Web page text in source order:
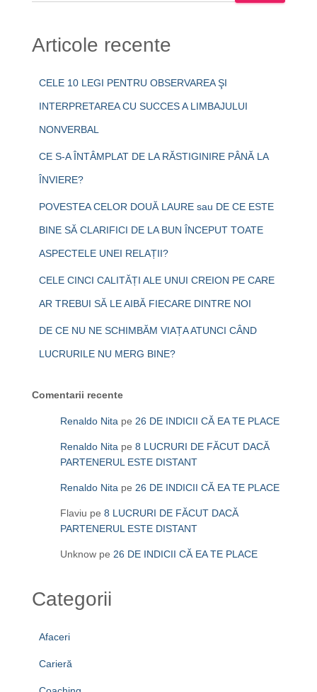
Articole recente
CELE 10 LEGI PENTRU OBSERVAREA ŞI
INTERPRETAREA CU SUCCES A LIMBAJULUI
NONVERBAL
CE S-A ÎNTÂMPLAT DE LA RĂSTIGINIRE PÂNĂ LA
ÎNVIERE?
POVESTEA CELOR DOUĂ LAURE sau DE CE ESTE
BINE SĂ CLARIFICI DE LA BUN ÎNCEPUT TOATE
ASPECTELE UNEI RELAȚII?
CELE CINCI CALITĂȚI ALE UNUI CREION PE CARE
AR TREBUI SĂ LE AIBĂ FIECARE DINTRE NOI
DE CE NU NE SCHIMBĂM VIAȚA ATUNCI CÂND
LUCRURILE NU MERG BINE?
Comentarii recente
Renaldo Nita pe 26 DE INDICII CĂ EA TE PLACE
Renaldo Nita pe 8 LUCRURI DE FĂCUT DACĂ
PARTENERUL ESTE DISTANT
Renaldo Nita pe 26 DE INDICII CĂ EA TE PLACE
Flaviu pe 8 LUCRURI DE FĂCUT DACĂ
PARTENERUL ESTE DISTANT
Unknow pe 26 DE INDICII CĂ EA TE PLACE
Categorii
Afaceri
Carieră